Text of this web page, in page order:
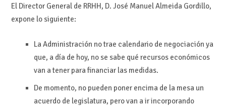
El Director General de RRHH, D. José Manuel Almeida Gordillo,
expone lo siguiente:
La Administración no trae calendario de negociación ya
que, a día de hoy, no se sabe qué recursos económicos
van a tener para financiar las medidas.
De momento, no pueden poner encima de la mesa un
acuerdo de legislatura, pero van a ir incorporando